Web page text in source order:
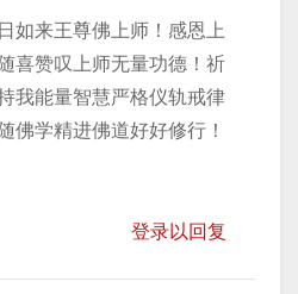
如来王尊佛上师！感恩上
喜赞叹上师无量功德！祈
我能量智慧严格仪轨戒律
佛学精进佛道好好修行！
登录以回复